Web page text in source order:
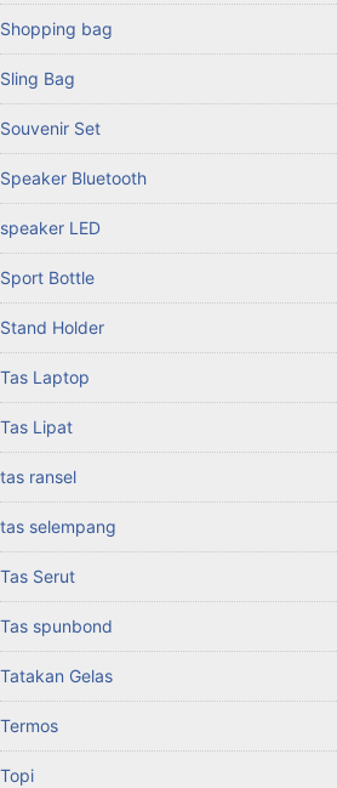
Shopping bag
Sling Bag
Souvenir Set
Speaker Bluetooth
speaker LED
Sport Bottle
Stand Holder
Tas Laptop
Tas Lipat
tas ransel
tas selempang
Tas Serut
Tas spunbond
Tatakan Gelas
Termos
Topi